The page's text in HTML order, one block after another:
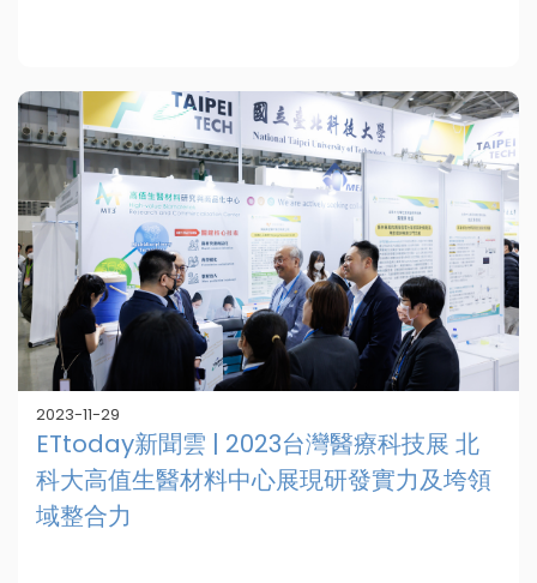
2023-11-29
ETtoday新聞雲 | 2023台灣醫療科技展 北
科大高值生醫材料中心展現研發實力及垮領
域整合力